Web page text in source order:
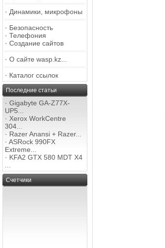
· Динамики, микрофоны
· Безопасность
· Телефония
· Создание сайтов
· О сайте wasp.kz...
· Каталог ссылок
Последние статьи
· Gigabyte GA-Z77X-
UP5...
· Xerox WorkCentre
304...
· Razer Anansi + Razer...
· ASRock 990FX
Extreme...
· KFA2 GTX 580 MDT X4
Счетчики